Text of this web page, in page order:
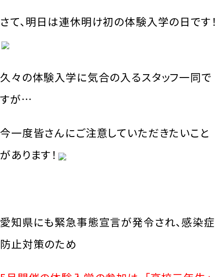
さて、明日は連休明け初の体験入学の日です！
久々の体験入学に気合の入るスタッフ一同で
すが…
今一度皆さんにご注意していただきたいこと
があります！
愛知県にも緊急事態宣言が発令され、感染症
防止対策のため